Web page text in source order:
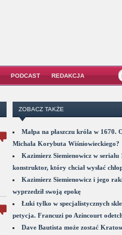
PODCAST REDAKCJA
ZOBACZ TAKŻE
Małpa na płaszczu króla w 1670.
Michała Korybuta Wiśniowieckiego?
Kazimierz Siemienowicz w serialu
konstruktor, który chciał wysłać
Kazimierz Siemienowicz i jego
wyprzedził swoją epokę
Łuki tylko w specjalistycznych
petycja. Francuzi po Azincourt
Dave Bautista może zostać